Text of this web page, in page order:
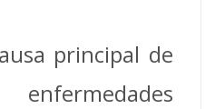
principal de